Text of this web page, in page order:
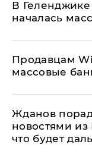
В
началась
Продавцам
массовые
Жданов
новостями
что будет